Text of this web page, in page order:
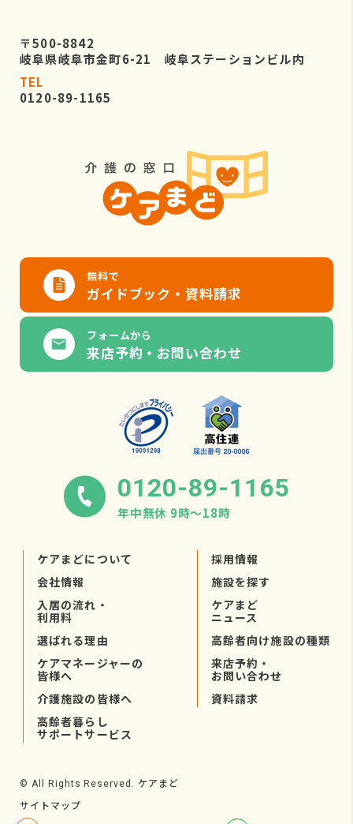
〒500-8842
岐阜県岐阜市金町6-21 岐阜ステーションビル内
TEL
0120-89-1165
無料で
ガイドブック・資料請求
フォームから
来店予約・お問い合わせ
0120-89-1165
年中無休 9時〜18時
ケアまどについて
会社情報
入居の流れ・
利用料
選ばれる理由
ケアマネージャーの
皆様へ
介護施設の皆様へ
高齢者暮らし
サポートサービス
採用情報
施設を探す
ケアまど
ニュース
高齢者向け施設の種類
来店予約・
お問い合わせ
資料請求
© All Rights Reserved. ケアまど
サイトマップ